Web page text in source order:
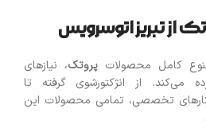
از تبریز اتوسرویس
تنوع کامل محصولات پروتک، نیازهای
می‌کند. از انژکتورشوی گرفته تا
تخصصی، تمامی محصولات این